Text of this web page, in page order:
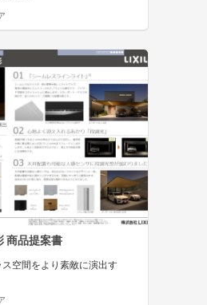
商品提案書
空間をより素敵に演出す